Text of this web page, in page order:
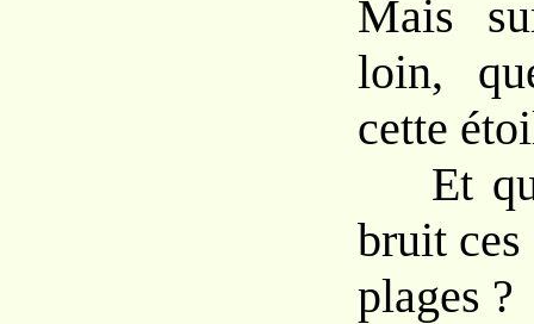
Mais
loin,
cette
Et
bruit ces
plages ?